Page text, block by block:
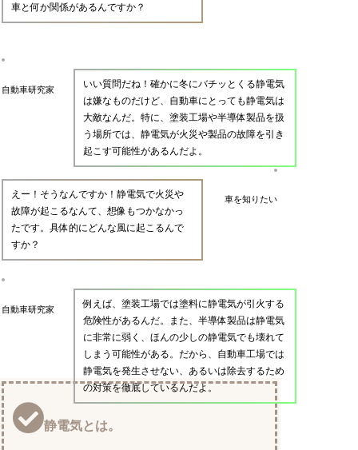
車と何か関係があるんですか？
自動車研究家
いい質問だね！確かに冬にバチッとくる静電気
は嫌なものだけど、自動車にとっても静電気は
大敵なんだ。特に、塗装工場や半導体製品を扱
う場所では、静電気が火災や製品の故障を引き
起こす可能性があるんだよ。
車を知りたい
えー！そうなんですか！静電気で火災や
故障が起こるなんて、想像もつかなかっ
たです。具体的にどんな風に起こるんで
すか？
自動車研究家
例えば、塗装工場では塗料に静電気が引火する
危険性があるんだ。また、半導体製品は静電気
に非常に弱く、ほんの少しの静電気でも壊れて
しまう可能性がある。だから、自動車工場では
静電気を発生させない、あるいは除去するため
の対策を徹底しているんだよ。
静電気とは。